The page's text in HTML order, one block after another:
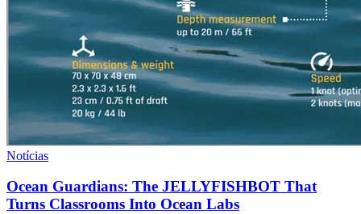
Notícias
Ocean Guardians: The JELLYFISHBOT That
Turns Classrooms Into Ocean Labs